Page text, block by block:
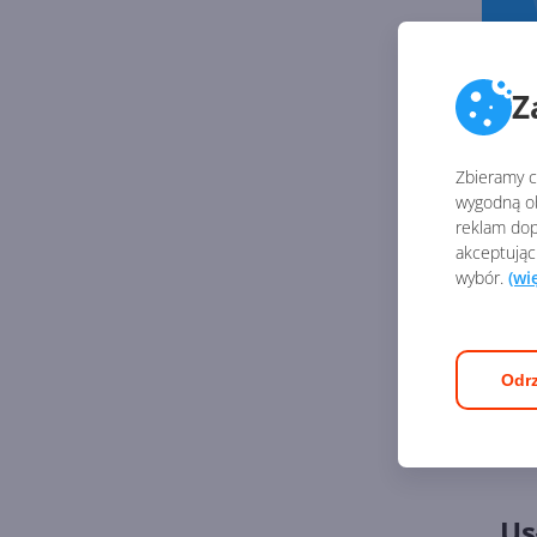
Zbieramy
wygodną
reklam
wybór.